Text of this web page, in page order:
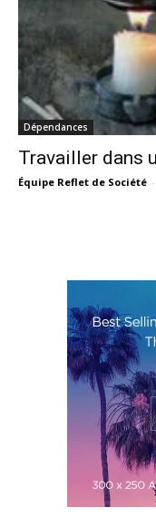
Dépendances
Travailler dans
Équipe Reflet de Société -